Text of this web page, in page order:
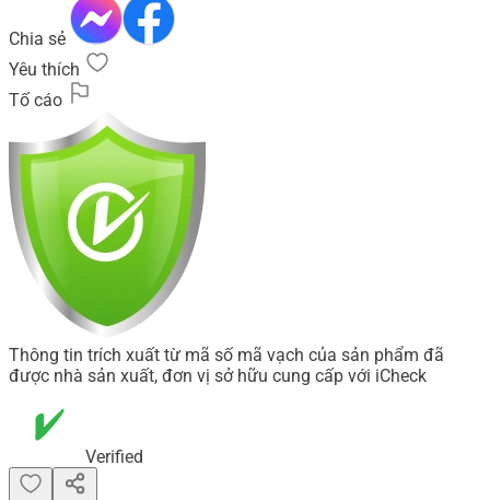
Chia sẻ
Yêu thích
Tố cáo
Thông tin trích xuất từ mã số mã vạch của sản phẩm đã
được nhà sản xuất, đơn vị sở hữu cung cấp với iCheck
Verified